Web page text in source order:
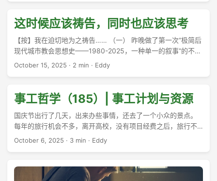
这时候应该祷告，同时也应该思考
【按】我在迫切地为之祷告…… （一） 昨晚做了第一次“极简后
现代城市教会思想史——1980-2025，一种单一的叙事”的不公
开讲座。（参见离岸）。 ...
October 15, 2025 · 2 min · Eddy
事工哲学（185）| 事工计划与资源
国庆节出行了几天，出来办些事情，还去了一个小众的景点。
每年的旅行机会不多，离开高校，没有项目经费之后，旅行不
那么容易。每年除了工作和翻译上的阅读之外，自由休闲的阅
October 6, 2025 · 3 min · Eddy